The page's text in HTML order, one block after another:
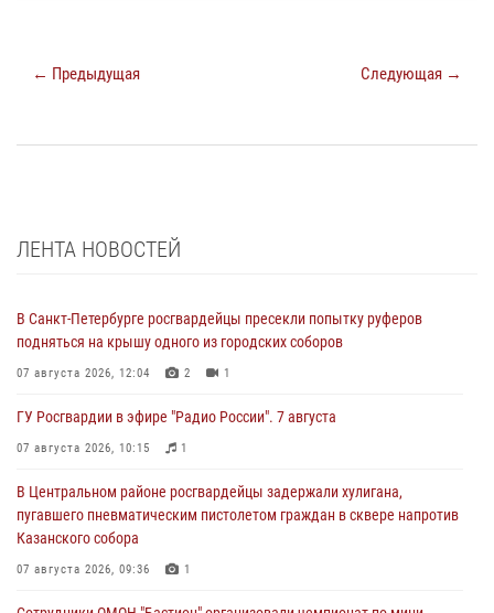
← Предыдущая Следующая →
ЛЕНТА НОВОСТЕЙ
В Санкт-Петербурге росгвардейцы пресекли попытку руферов
подняться на крышу одного из городских соборов
07 августа 2026, 12:04 2 1
ГУ Росгвардии в эфире "Радио России". 7 августа
07 августа 2026, 10:15 1
В Центральном районе росгвардейцы задержали хулигана,
пугавшего пневматическим пистолетом граждан в сквере напротив
Казанского собора
07 августа 2026, 09:36 1